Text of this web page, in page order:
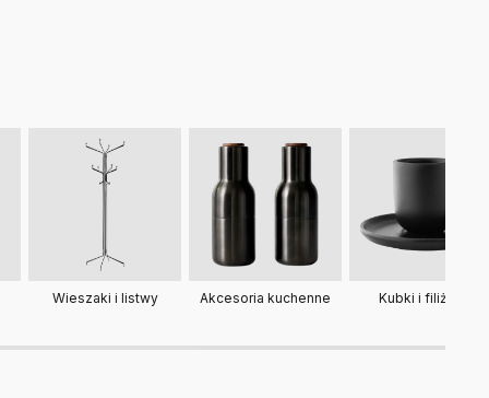
Wieszaki i listwy Akcesoria kuchenne Kubki i filiżanki